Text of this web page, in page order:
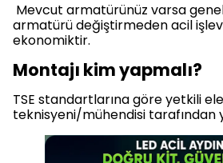
Mevcut armatürünüz varsa
armatürü değiştirmeden acil işlev
ekonomiktir.
Montajı kim yapmalı?
TSE standartlarına göre yetkili
teknisyeni/mühendisi tarafından